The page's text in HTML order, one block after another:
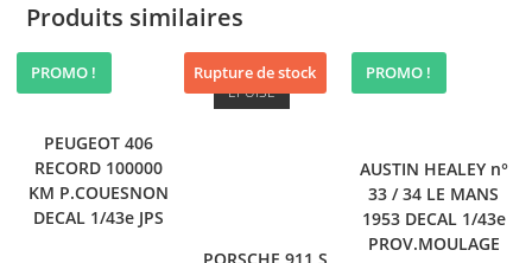
Produits similaires
PROMO !
PROMO !
PEUGEOT 406
RECORD 100000
KM P.COUESNON
DECAL 1/43e JPS
Rupture de stock
ÉPUISÉ
PROMO !
PROMO !
AUSTIN HEALEY n°
33 / 34 LE MANS
1953 DECAL 1/43e
PROV.MOULAGE